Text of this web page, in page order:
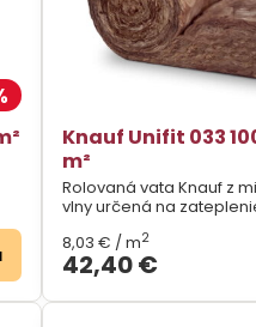
Knauf Unifit 033
m²
Rolovaná vata Knauf z
vlny určená na
42,40 €
8,03 € / m2